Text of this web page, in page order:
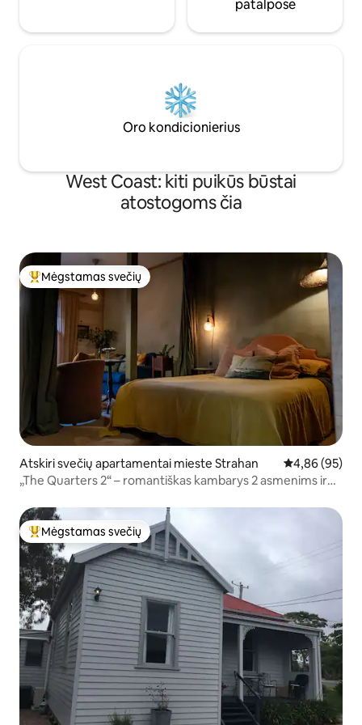
patalpose
Oro kondicionierius
West Coast: kiti puikūs būstai
atostogoms čia
Svečių mėgstamiausias
Mėgstamas svečių
Atskiri svečių apartamentai mieste Strahan Vidutinis
4,86 (95)
„The Quarters 2“ – romantiškas kambarys 2 asmenims ir
Svečių mėgstamiausias
Mėgstamas svečių